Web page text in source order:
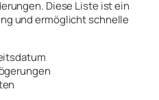
Diese Liste ist ein
und ermöglicht schnelle